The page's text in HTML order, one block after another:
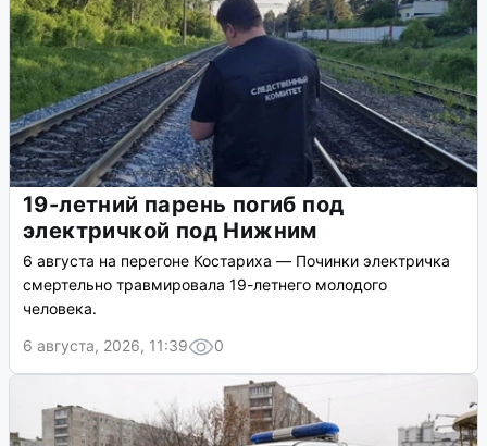
19-летний парень погиб под
электричкой под Нижним
6 августа на перегоне Костариха — Починки электричка
смертельно травмировала 19-летнего молодого
человека.
6 августа, 2026, 11:39
0